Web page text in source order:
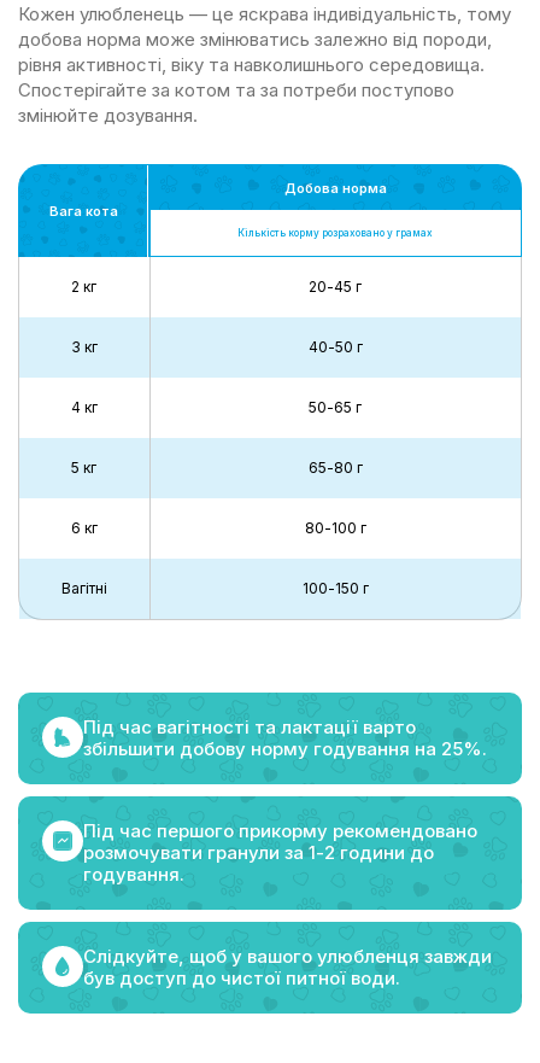
Кожен улюбленець — це яскрава індивідуальність, тому
добова норма може змінюватись залежно від породи,
рівня активності, віку та навколишнього середовища.
Спостерігайте за котом та за потреби поступово
змінюйте дозування.
Вага кота
2 кг
3 кг
4 кг
5 кг
6 кг
Вагітні
Добова норма
Кількість корму розраховано у грамах
20-45 г
40-50 г
50-65 г
65-80 г
80-100 г
100-150 г
Під час вагітності та лактації варто
збільшити добову норму годування на 25%.
Під час першого прикорму рекомендовано
розмочувати гранули за 1-2 години до
годування.
Слідкуйте, щоб у вашого улюбленця завжди
був доступ до чистої питної води.